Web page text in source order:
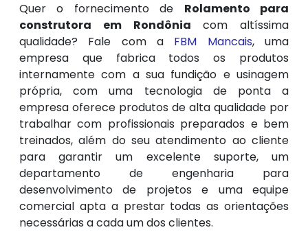
Quer o fornecimento de Rolamento para
construtora em Rondônia com altíssima
qualidade? Fale com a FBM Mancais, uma
empresa que fabrica todos os produtos
internamente com a sua fundição e usinagem
própria, com uma tecnologia de ponta a
empresa oferece produtos de alta qualidade por
trabalhar com profissionais preparados e bem
treinados, além do seu atendimento ao cliente
para garantir um excelente suporte, um
departamento de engenharia para
desenvolvimento de projetos e uma equipe
comercial apta a prestar todas as orientações
necessárias a cada um dos clientes.